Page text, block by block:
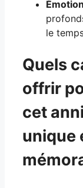
Émotion
le
Quels
offrir
cet
unique